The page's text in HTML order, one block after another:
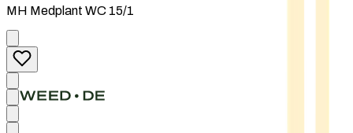
MH Medplant WC 15/1